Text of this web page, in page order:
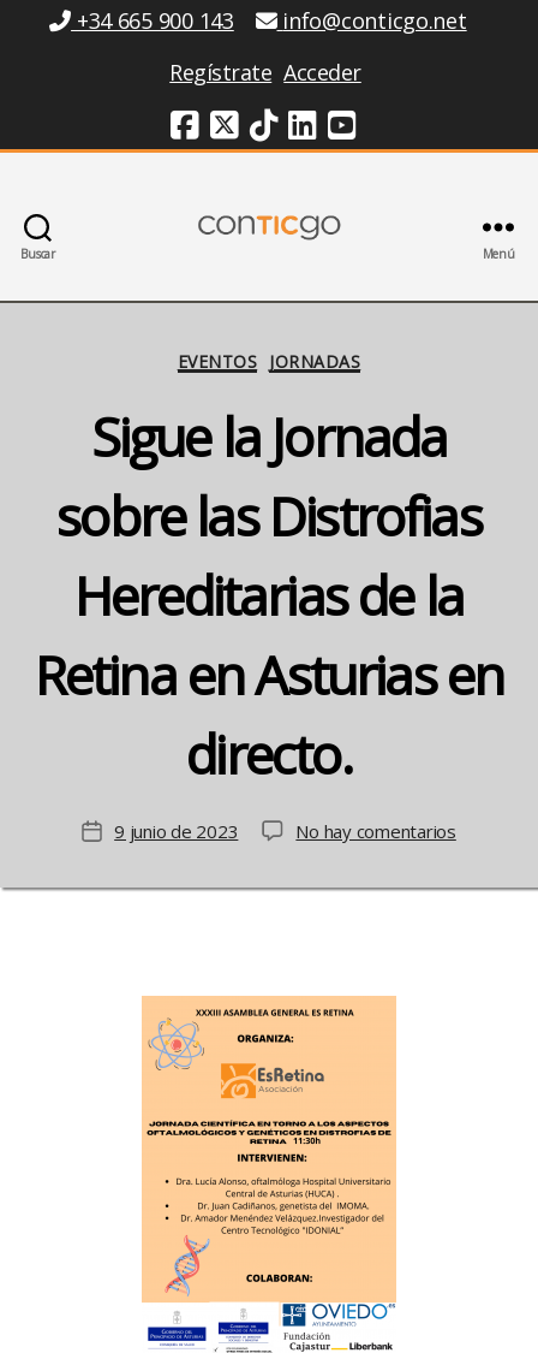
Información
+34 665 900 143
info@conticgo.net
Regístrate Acceder
Redes Sociales
Buscar Menú
Categorías
EVENTOS JORNADAS
Sigue la Jornada
sobre las Distrofias
Hereditarias de la
Retina en Asturias en
directo.
Fecha
la
9 junio de 2023 No hay comentariosen
la